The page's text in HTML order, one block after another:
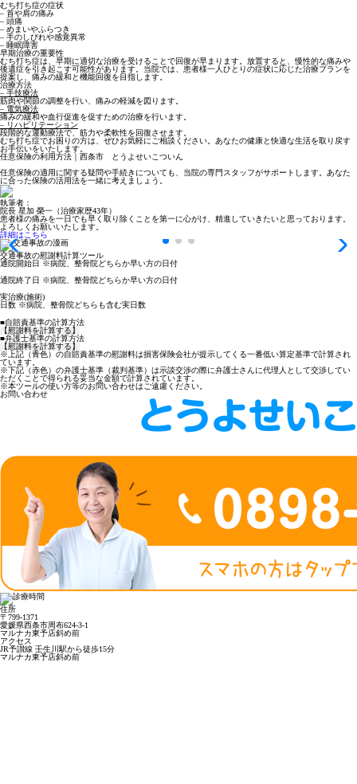
むち打ち症の症状
– 首や肩の痛み
– 頭痛
– めまいやふらつき
– 手のしびれや感覚異常
– 睡眠障害
早期治療の重要性
むち打ち症は、早期に適切な治療を受けることで回復が早まります。放置すると、慢性的な痛みや
後遺症を引き起こす可能性があります。当院では、患者様一人ひとりの症状に応じた治療プランを
提案し、痛みの緩和と機能回復を目指します。
治療方法
– 手技療法
筋肉や関節の調整を行い、痛みの軽減を図ります。
– 電気療法
痛みの緩和や血行促進を促すための治療を行います。
– リハビリテーション
段階的な運動療法で、筋力や柔軟性を回復させます。
むち打ち症でお困りの方は、ぜひお気軽にご相談ください。あなたの健康と快適な生活を取り戻す
お手伝いをいたします。
任意保険の利用方法｜西条市 とうよせいこついん
任意保険の適用に関する疑問や手続きについても、当院の専門スタッフがサポートします。あなた
に合った保険の活用法を一緒に考えましょう。
執筆者：
院長 星加 榮一（治療家歴43年）
患者様の痛みを一日でも早く取り除くことを第一に心がけ、精進していきたいと思っております。
よろしくお願いいたします。
詳細はこちら
交通事故の慰謝料計算ツール
通院開始日 ※病院、整骨院どちらか早い方の日付
通院終了日 ※病院、整骨院どちらか早い方の日付
実治療(施術)
日数 ※病院、整骨院どちらも含む実日数
■自賠責基準の計算方法
【慰謝料を計算する】
■弁護士基準の計算方法
【慰謝料を計算する】
※上記（青色）の自賠責基準の慰謝料は損害保険会社が提示してくる一番低い算定基準で計算され
ています。
※下記（赤色）の弁護士基準（裁判基準）は示談交渉の際に弁護士さんに代理人として交渉してい
ただくことで得られる妥当な金額で計算されています。
※本ツールの使い方等のお問い合わせはご遠慮ください。
お問い合わせ
住所
〒799-1371
愛媛県西条市周布624-3-1
マルナカ東予店斜め前
アクセス
JR予讃線 壬生川駅から徒歩15分
マルナカ東予店斜め前